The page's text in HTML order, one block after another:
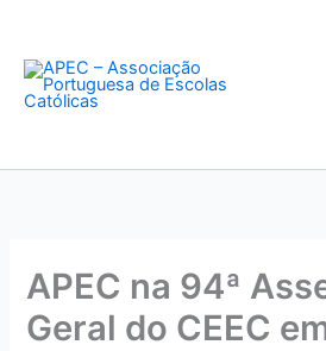
content
APEC na 94ª
Geral do CEEC